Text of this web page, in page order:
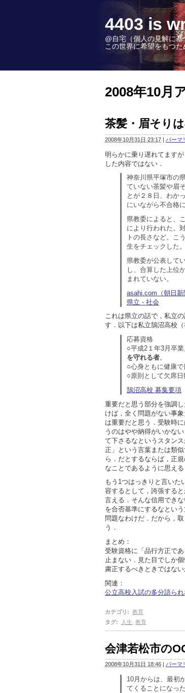
4403 is
@自宅（個人の見解に
この世界に希望をもつ
2008年10月
茶髪・眉そり
2008年10月31日 23:17 | パーマ
明らかに乗り遅れてます
した内容ではない．
神奈川県平塚市の
ていない茶髪や眉
とが２８日、わか
にいながら不合格
県教委によると、
により行われた。
トの長さなど。こ
生をチェックした。
県教委が公表して
し、合算した上位
まれていない。
asahi.com（朝日
県立 - 社会
これは県立の話で，私立
す．以下は私立鵠沼高校
応募資格
○平成2１年3月卒業
を守れる者。
○心身ともに健康で
○原則として欠席日
鵠沼高校 募集要項
重要だと思う部分を強調
けば，全く問題がない事
は重要だと思う．受験時
うのはやや納得がいかな
て下さるなというスタン
正」という言葉または類
ら．だとするならば，正
なことであるように思える
もう1つはっきりと言いた
容するとして，誇張する
言える．そんな信用でき
を合否基準にするなとい
問題なわけだ．だから，
う．
まとめ：
受験資格に「品行方正で
止まない．見た目でしか
粛正するべきときではない
関連：
公立高校入試の多分語ら
カテゴリ : 教育
タグ: 人生, 教育
会津若松市の
2008年10月31日 18:46 パーマ
10月からは、最初
てくることになっ